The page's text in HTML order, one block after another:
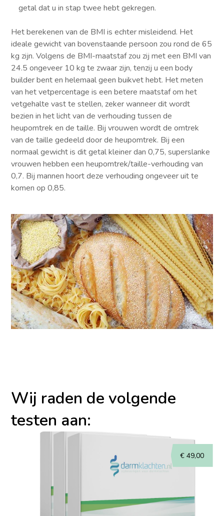
getal dat u in stap twee hebt gekregen.
Het berekenen van de BMI is echter misleidend. Het
ideale gewicht van bovenstaande persoon zou rond de 65
kg zijn. Volgens de BMI-maatstaf zou zij met een BMI van
24.5 ongeveer 10 kg te zwaar zijn, tenzij u een body
builder bent en helemaal geen buikvet hebt. Het meten
van het vetpercentage is een betere maatstaf om het
vetgehalte vast te stellen, zeker wanneer dit wordt
bezien in het licht van de verhouding tussen de
heupomtrek en de taille. Bij vrouwen wordt de omtrek
van de taille gedeeld door de heupomtrek. Bij een
normaal gewicht is dit getal kleiner dan 0,75, superslanke
vrouwen hebben een heupomtrek/taille-verhouding van
0,7. Bij mannen hoort deze verhouding ongeveer uit te
komen op 0,85.
Wij raden de volgende
testen aan:
€49,00